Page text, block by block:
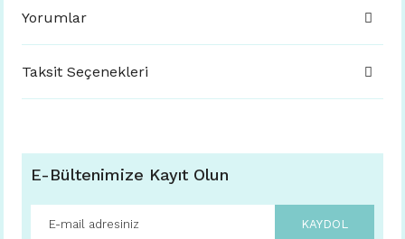
Yorumlar
Taksit Seçenekleri
E-Bültenimize Kayıt Olun
KAYDOL